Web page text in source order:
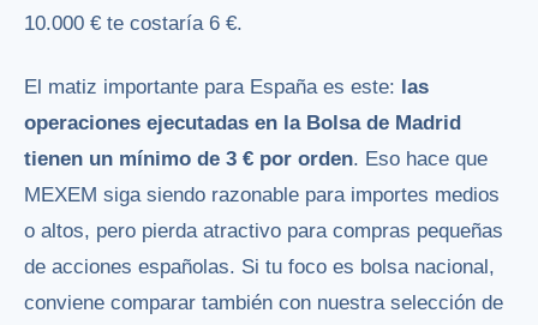
10.000 € te costaría 6 €.
El matiz importante para España es este: las
operaciones ejecutadas en la Bolsa de Madrid
tienen un mínimo de 3 € por orden. Eso hace que
MEXEM siga siendo razonable para importes medios
o altos, pero pierda atractivo para compras pequeñas
de acciones españolas. Si tu foco es bolsa nacional,
conviene comparar también con nuestra selección de